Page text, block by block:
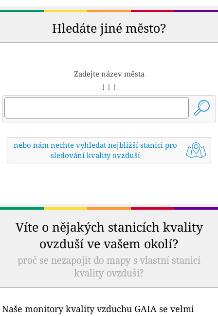
Hledáte jiné město?
Zadejte název města
↓ ↓ ↓
nebo nám nechte vyhledat nejbližší stanici pro
sledování kvality ovzduší
Víte o nějakých stanicích kvality
ovzduší ve vašem okolí?
proč se nezapojit do mapy s vlastní stanicí
kvality ovzduší?
Naše monitory kvality vzduchu GAIA se velmi